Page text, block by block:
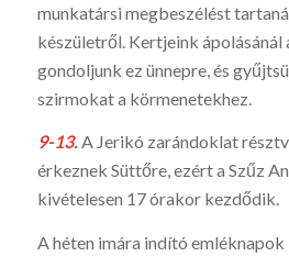
munkatársi megbeszélést
készületről. Kertjeink
gondoljunk ez ünnepre, és
szirmokat a körmenetekhez.
9-13.A Jerikó zarándoklat
érkeznek Süttőre, ezért a Szűz
kivételesen 17 órakor kezdődik.
A héten imára indító emléknapok